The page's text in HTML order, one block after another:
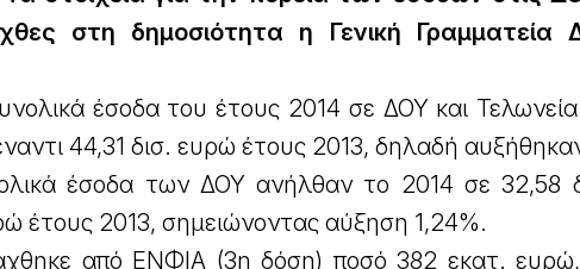
στη δημοσιότητα η Γενική Γραμματεία
έσοδα του έτους 2014 σε ΔΟΥ και
44,31 δισ. ευρώ έτους 2013, δηλαδή
έσοδα των ΔΟΥ ανήλθαν το 2014 σε 32,58
έτους 2013, σημειώνοντας αύξηση 1,24%.
από ΕΝΦΙΑ (3η δόση) ποσό 382 εκατ.